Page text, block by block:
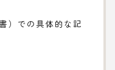
）での具体的な記